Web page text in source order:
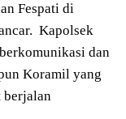
Fespati di
Kapolsek
dan
Koramil yang
berjalan